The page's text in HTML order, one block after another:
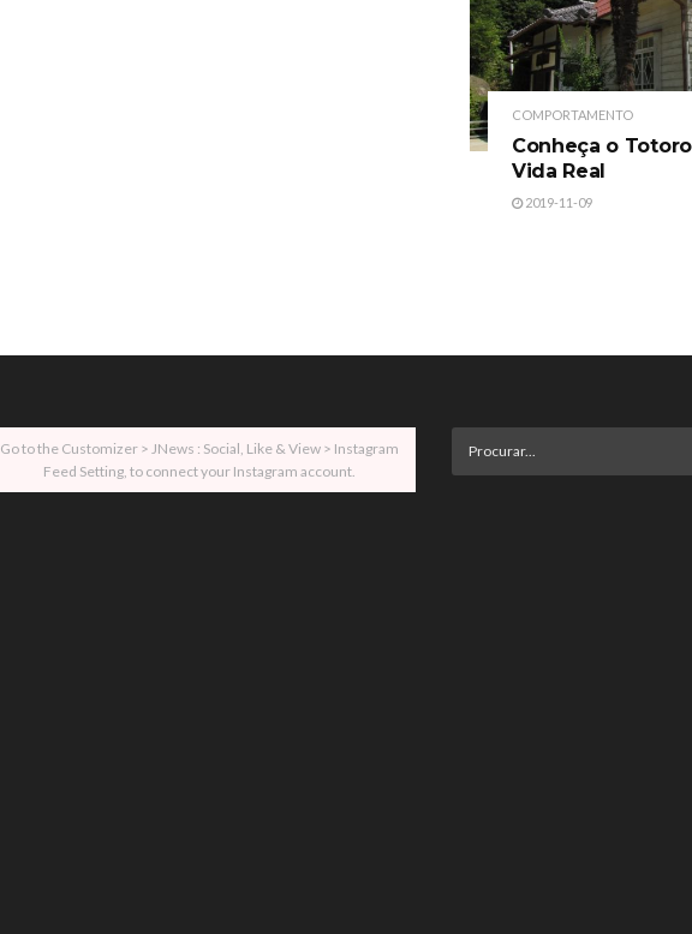
COMPORTAMENTO
Conheça o
Vida Real
2019-11-09
Go to the Customizer > JNews : Social, Like & View > Instagram
Feed Setting, to connect your Instagram account.